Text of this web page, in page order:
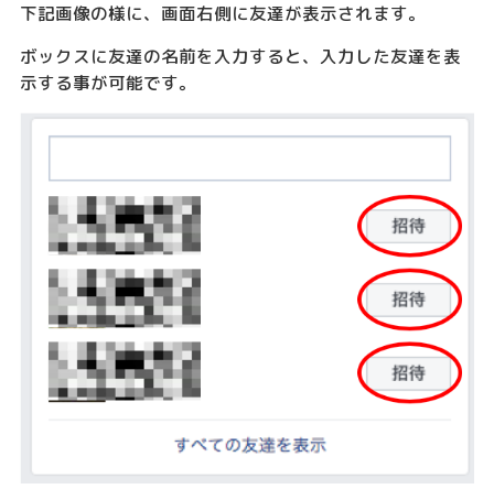
下記画像の様に、画面右側に友達が表示されます。
ボックスに友達の名前を入力すると、入力した友達を表
示する事が可能です。